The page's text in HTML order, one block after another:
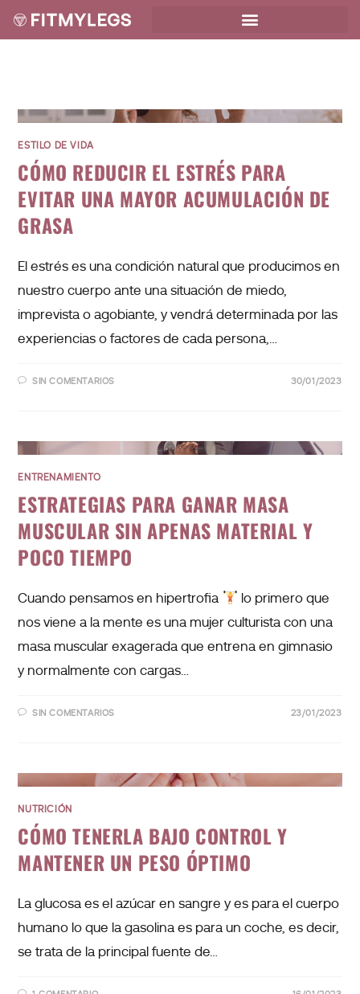
ESTILO DE VIDA
CÓMO REDUCIR EL ESTRÉS PARA
EVITAR UNA MAYOR ACUMULACIÓN DE
GRASA
El estrés es una condición natural que producimos en
nuestro cuerpo ante una situación de miedo,
imprevista o agobiante, y vendrá determinada por las
experiencias o factores de cada persona,…
SIN COMENTARIOS 30/01/2023
ENTRENAMIENTO
ESTRATEGIAS PARA GANAR MASA
MUSCULAR SIN APENAS MATERIAL Y
POCO TIEMPO
Cuando pensamos en hipertrofia
lo primero que
nos viene a la mente es una mujer culturista con una
masa muscular exagerada que entrena en gimnasio
y normalmente con cargas…
SIN COMENTARIOS 23/01/2023
NUTRICIÓN
CÓMO TENERLA BAJO CONTROL Y
MANTENER UN PESO ÓPTIMO
La glucosa es el azúcar en sangre y es para el cuerpo
humano lo que la gasolina es para un coche, es decir,
se trata de la principal fuente de…